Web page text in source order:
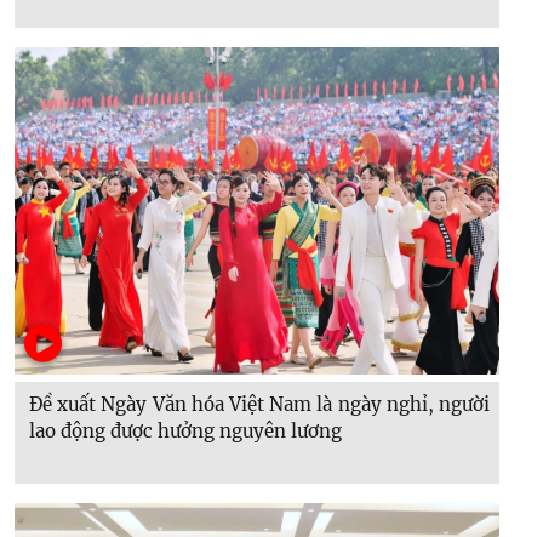
Đề xuất Ngày Văn hóa Việt Nam là ngày nghỉ, người
lao động được hưởng nguyên lương